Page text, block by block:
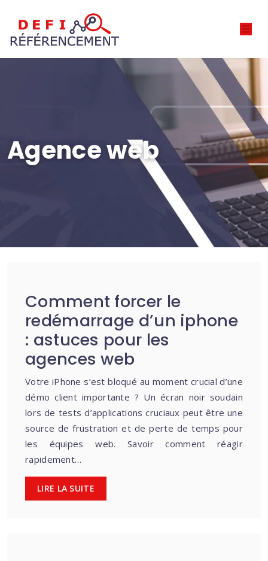
Agence web
Comment forcer le
redémarrage d’un iphone
: astuces pour les
agences web
Votre iPhone s’est bloqué au moment crucial d’une
démo client importante ? Un écran noir soudain
lors de tests d’applications cruciaux peut être une
source de frustration et de perte de temps pour
les équipes web. Savoir comment réagir
rapidement…
LIRE LA SUITE